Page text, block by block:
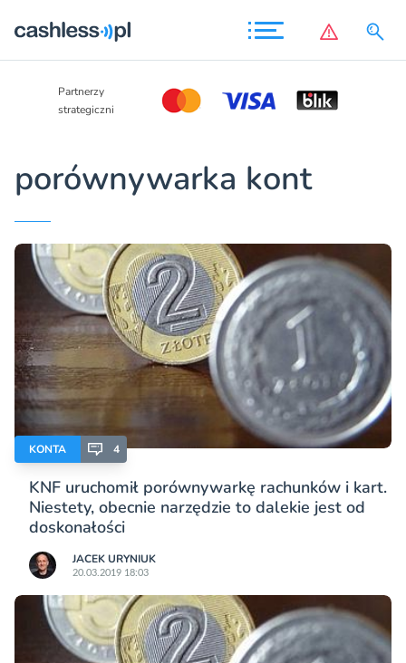
Partnerzy
wspierający
porównywarka kont
KONTA 4
KNF uruchomił porównywarkę rachunków i kart.
Niestety, obecnie narzędzie to dalekie jest od
doskonałości
JACEK URYNIUK
20.03.2019 18:03